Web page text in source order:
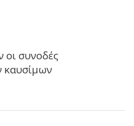
οι συνοδές
καυσίμων